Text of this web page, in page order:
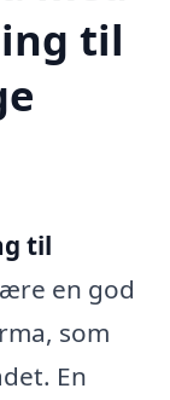
til
til
en god
som
En